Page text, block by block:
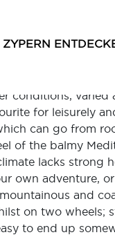
ZYPERN
23, 2015
conditions,
for leisurely
can go from
of the balmy
lacks
own adventure,
and
on two wheels;
to end up